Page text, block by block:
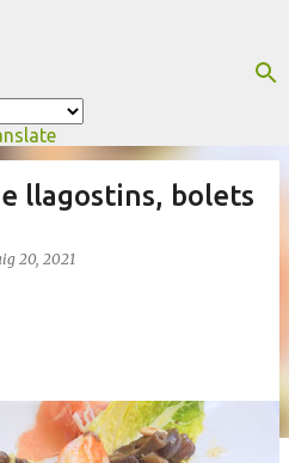
llagostins, bolets
20, 2021